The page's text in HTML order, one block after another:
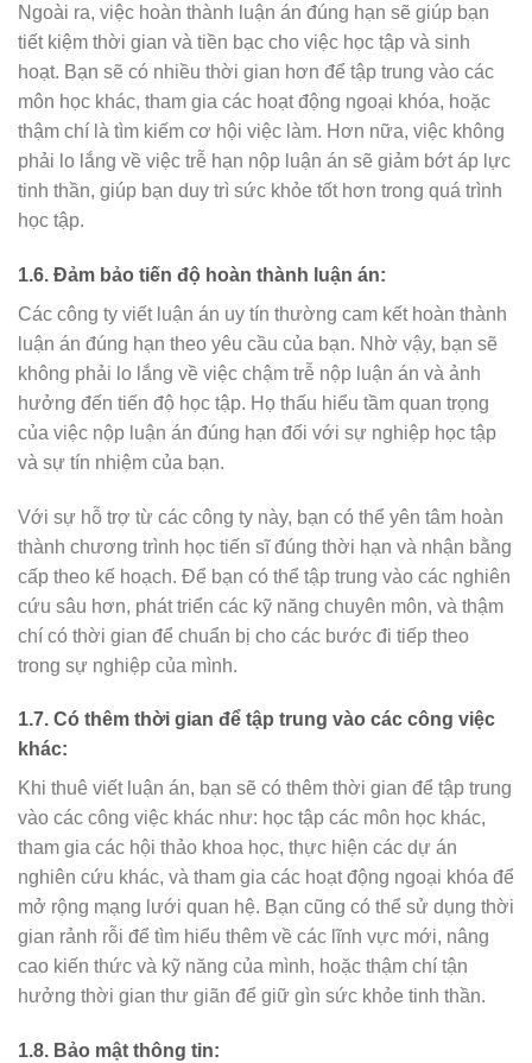
Ngoài ra, việc hoàn thành luận án đúng hạn sẽ giúp bạn
tiết kiệm thời gian và tiền bạc cho việc học tập và sinh
hoạt. Bạn sẽ có nhiều thời gian hơn để tập trung vào các
môn học khác, tham gia các hoạt động ngoại khóa, hoặc
thậm chí là tìm kiếm cơ hội việc làm. Hơn nữa, việc không
phải lo lắng về việc trễ hạn nộp luận án sẽ giảm bớt áp lực
tinh thần, giúp bạn duy trì sức khỏe tốt hơn trong quá trình
học tập.
1.6. Đảm bảo tiến độ hoàn thành luận án:
Các công ty viết luận án uy tín thường cam kết hoàn thành
luận án đúng hạn theo yêu cầu của bạn. Nhờ vậy, bạn sẽ
không phải lo lắng về việc chậm trễ nộp luận án và ảnh
hưởng đến tiến độ học tập. Họ thấu hiểu tầm quan trọng
của việc nộp luận án đúng hạn đối với sự nghiệp học tập
và sự tín nhiệm của bạn.
Với sự hỗ trợ từ các công ty này, bạn có thể yên tâm hoàn
thành chương trình học tiến sĩ đúng thời hạn và nhận bằng
cấp theo kế hoạch. Để bạn có thể tập trung vào các nghiên
cứu sâu hơn, phát triển các kỹ năng chuyên môn, và thậm
chí có thời gian để chuẩn bị cho các bước đi tiếp theo
trong sự nghiệp của mình.
1.7. Có thêm thời gian để tập trung vào các công việc
khác:
Khi thuê viết luận án, bạn sẽ có thêm thời gian để tập trung
vào các công việc khác như: học tập các môn học khác,
tham gia các hội thảo khoa học, thực hiện các dự án
nghiên cứu khác, và tham gia các hoạt động ngoại khóa để
mở rộng mạng lưới quan hệ. Bạn cũng có thể sử dụng thời
gian rảnh rỗi để tìm hiểu thêm về các lĩnh vực mới, nâng
cao kiến thức và kỹ năng của mình, hoặc thậm chí tận
hưởng thời gian thư giãn để giữ gìn sức khỏe tinh thần.
1.8. Bảo mật thông tin: